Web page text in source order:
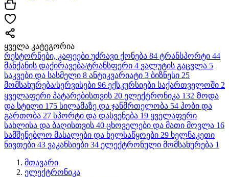
ყველა კატეგორია
რესტორნები, კაფეები უძრავი ქონება 84 ტრანსპორტი 44
მანქანის დაქირავება/ტრანსფერი 4 ვალუტის გაცვლა 5
საკვები და სასმელი 8 ანტიკვარიატი 3 ბიზნესი 25
მომსახურება/სერვისები 96 ექსკურსიები საქართველოში 2
ყველაფერი პატარებისთვის 20 ელექტრონიკა 132 Მოდა
და სტილი 175 სილამაზე და ჯანმრთელობა 54 ჰობი და
გართობა 27 სპორტი და დასვენება 19 ყველაფერი
სახლისა და ბაღისთვის 40 ცხოველები და მათი მოვლა 16
სამშენებლო მასალები და ხელსაწყოები 29 ხელნაკეთი
ნივთები 43 ვაკანსიები 34 ელექტრონული მომსახურება 1
მთავარი
ელექტრონიკა